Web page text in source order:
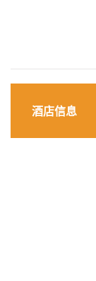
酒店信息